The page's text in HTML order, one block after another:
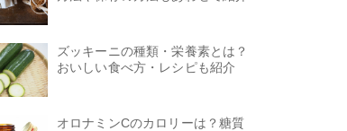
ズッキーニの種類・栄養素とは？
おいしい食べ方・レシピも紹介
オロナミンCのカロリーは？糖質